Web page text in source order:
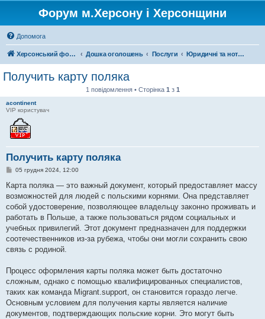
Форум м.Херсону і Херсонщини
Допомога
Херсонський форум Дошка оголошень Послуги Юридичні та нотаріальні послуги
Получить карту поляка
1 повідомлення • Сторінка 1 з 1
acontinent
VIP користувач
Получить карту поляка
П
в
д
о
л
е
н
я
05 грудня 2024, 12:00
Карта поляка — это важный документ, который предоставляет массу
возможностей для людей с польскими корнями. Она представляет
собой удостоверение, позволяющее владельцу законно проживать и
работать в Польше, а также пользоваться рядом социальных и
учебных привилегий. Этот документ предназначен для поддержки
соотечественников из-за рубежа, чтобы они могли сохранить свою
связь с родиной.
Процесс оформления карты поляка может быть достаточно
сложным, однако с помощью квалифицированных специалистов,
таких как команда Migrant.support, он становится гораздо легче.
Основным условием для получения карты является наличие
документов, подтверждающих польские корни. Это могут быть